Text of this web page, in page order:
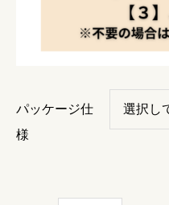
パッケージ仕
様